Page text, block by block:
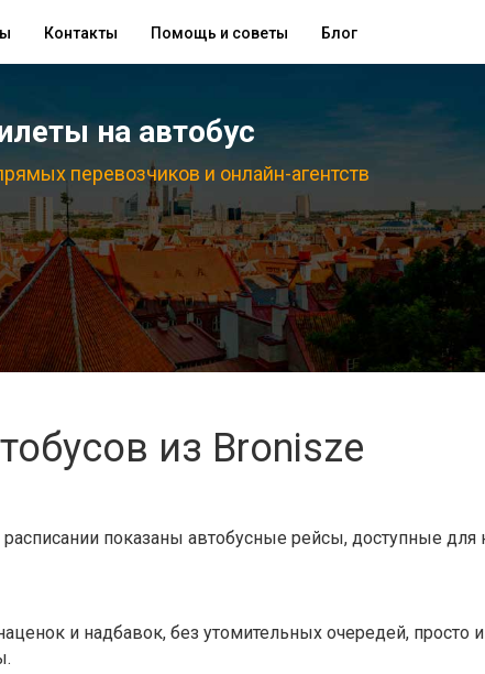
Контакты Помощь и советы Блог
на автобус
перевозчиков и онлайн-агентств
из Bronisze
показаны автобусные рейсы, доступные для
и надбавок, без утомительных очередей, просто